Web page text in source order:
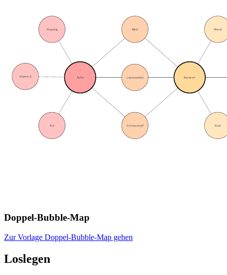
Doppel-Bubble-Map
Zur Vorlage Doppel-Bubble-Map gehen
Loslegen